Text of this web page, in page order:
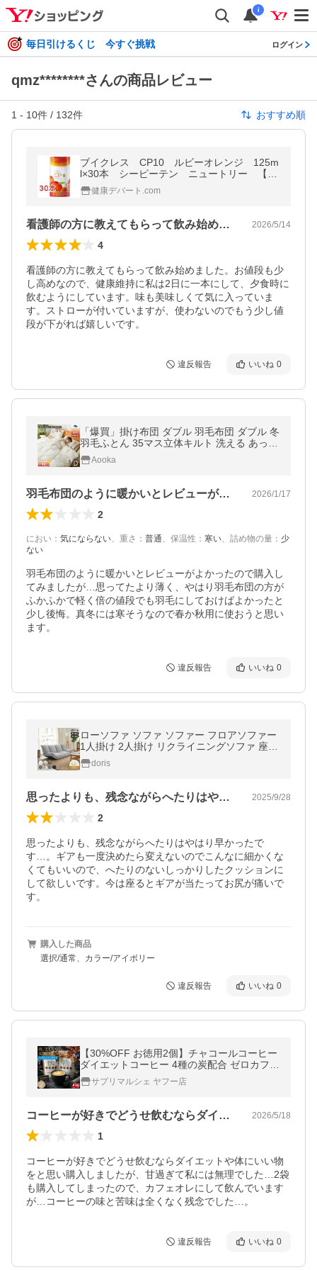
i
毎日引けるくじ 今すぐ挑戦 ログイン
qmz********さんの商品レビュー
1 - 10件 / 132件 おすすめ順
ブイクレス CP10 ルビーオレンジ 125m
l×30本 シーピーテン ニュートリー 【栄
養】 優良配送
健康デパート.com
看護師の方に教えてもらって飲み始めまし… 2026/5/14
4
看護師の方に教えてもらって飲み始めました。お値段も少
し高めなので、健康維持に私は2日に一本にして、夕食時に
飲むようにしています。味も美味しくて気に入っていま
す。ストローが付いていますが、使わないのでもう少し値
段が下がれば嬉しいです。
違反報告 いいね 0
「爆買」掛け布団 ダブル 羽毛布団 ダブル 冬
羽毛ふとん 35マス立体キルト 洗える あった
か おしゃれ 北欧 抗菌 冬用 暖かい 軽い 暖か
い布団 普通タイプ
Aooka
羽毛布団のように暖かいとレビューがよか… 2026/1/17
2
におい ： 気にならない、 重さ ： 普通、 保温性 ： 寒い、 詰め物の量 ： 少
ない
羽毛布団のように暖かいとレビューがよかったので購入し
てみましたが…思ってたより薄く、やはり羽毛布団の方が
ふかふかで軽く倍の値段でも羽毛にしておけばよかったと
少し後悔。真冬には寒そうなので春か秋用に使おうと思い
ます。
違反報告 いいね 0
ローソファ ソファ ソファー フロアソファー
1人掛け 2人掛け リクライニングソファ 座椅
子 ごろ寝ソファー コンパクト バーニーズ 北
欧 ドリス
doris
思ったよりも、残念ながらへたりはやはり… 2025/9/28
2
思ったよりも、残念ながらへたりはやはり早かったで
す…。ギアも一度決めたら変えないのでこんなに細かくな
くてもいいので、へたりのないしっかりしたクッションに
して欲しいです。今は座るとギアが当たってお尻が痛いで
す。
購入した商品
選択/通常、カラー/アイボリー
違反報告 いいね 0
【30%OFF お徳用2個】チャコールコーヒー
ダイエットコーヒー 4種の炭配合 ゼロカフェ
デカフェ 90g バターコーヒー MCTオイル 乳
酸菌 爆買
サプリマルシェ ヤフー店
コーヒーが好きでどうせ飲むならダイエッ… 2026/5/18
1
コーヒーが好きでどうせ飲むならダイエットや体にいい物
をと思い購入しましたが、甘過ぎて私には無理でした…2袋
も購入してしまったので、カフェオレにして飲んでいます
が…コーヒーの味と苦味は全くなく残念でした…。
違反報告 いいね 0